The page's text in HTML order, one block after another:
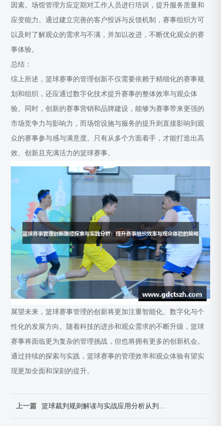
因素。场馆管理方应定期对工作人员进行培训，提升服务质量和
应变能力。通过建立完善的客户投诉与反馈机制，赛事组织方可
以及时了解观众的需求与不满，并加以改进，不断优化观众的赛
事体验。
总结：
综上所述，篮球赛事的管理创新不仅需要依赖于精细化的赛事规
划和组织，还应通过数字化技术提升赛事的整体效率与观众体
验。同时，创新的赛事营销和品牌建设，能够为赛事带来更强的
市场竞争力与影响力，而场馆设施与服务的提升则直接影响到观
众的赛事参与感与满意度。只有从多个方面着手，才能打造出高
效、创新且充满活力的篮球赛事。
展望未来，篮球赛事管理的创新将更加注重智能化、数字化与个
性化的发展方向。随着科技的进步和观众需求的不断升级，篮球
赛事将面临更为复杂的管理挑战，但也将拥有更多的创新机会。
通过持续的探索与实践，篮球赛事的管理效率和观众体验有望实
现更加全面和深刻的提升。
上一篇